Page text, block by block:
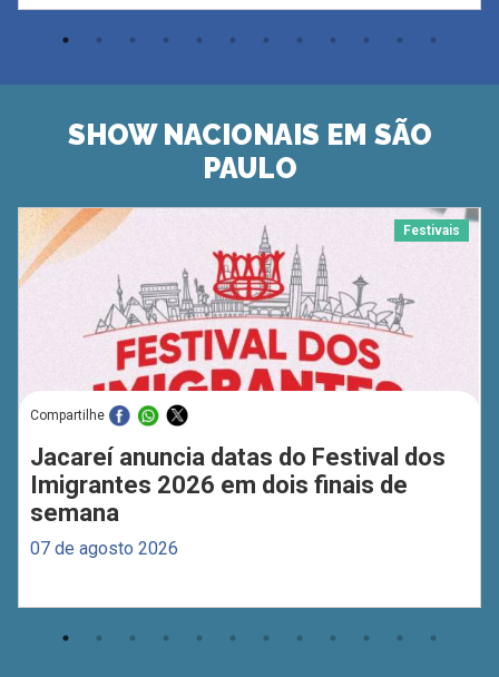
SHOW NACIONAIS EM SÃO
PAULO
Festivais
Compartilhe
Jacareí anuncia datas do Festival dos
Imigrantes 2026 em dois finais de
semana
07 de agosto 2026